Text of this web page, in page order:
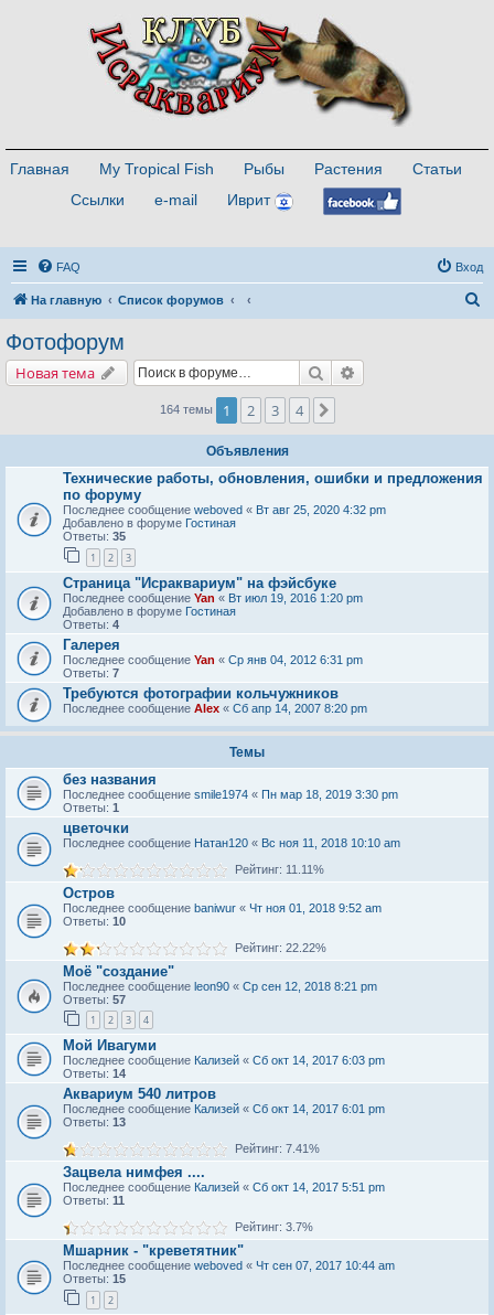
Главная My Tropical Fish Рыбы Растения
Статьи
Ссылки
e-mail Иврит
FAQ Вход
На главную Список форумов
Фотофорум
Новая тема Поиск
164 темы 1 2 3 4
Объявления
Технические работы, обновления, ошибки и предложения
по форуму
Последнее сообщение weboved « Вт авг 25, 2020 4:32 pm
Добавлено в форуме Гостиная
Ответы: 35
1 2 3
Страница "Исраквариум" на фэйсбуке
Последнее сообщение Yan « Вт июл 19, 2016 1:20 pm
Добавлено в форуме Гостиная
Ответы: 4
Галерея
Последнее сообщение Yan « Ср янв 04, 2012 6:31 pm
Ответы: 7
Требуются фотографии кольчужников
Последнее сообщение Alex « Сб апр 14, 2007 8:20 pm
Темы
без названия
Последнее сообщение smile1974 « Пн мар 18, 2019 3:30 pm
Ответы: 1
цветочки
Последнее сообщение Натан120 « Вс ноя 11, 2018 10:10 am
Рейтинг: 11.11%
Остров
Последнее сообщение baniwur « Чт ноя 01, 2018 9:52 am
Ответы: 10
Рейтинг: 22.22%
Моё "создание"
Последнее сообщение leon90 « Ср сен 12, 2018 8:21 pm
Ответы: 57
1 2 3 4
Мой Ивагуми
Последнее сообщение Кализей « Сб окт 14, 2017 6:03 pm
Ответы: 14
Аквариум 540 литров
Последнее сообщение Кализей « Сб окт 14, 2017 6:01 pm
Ответы: 13
Рейтинг: 7.41%
Зацвела нимфея ....
Последнее сообщение Кализей « Сб окт 14, 2017 5:51 pm
Ответы: 11
Рейтинг: 3.7%
Мшарник - "креветятник"
Последнее сообщение weboved « Чт сен 07, 2017 10:44 am
Ответы: 15
1 2